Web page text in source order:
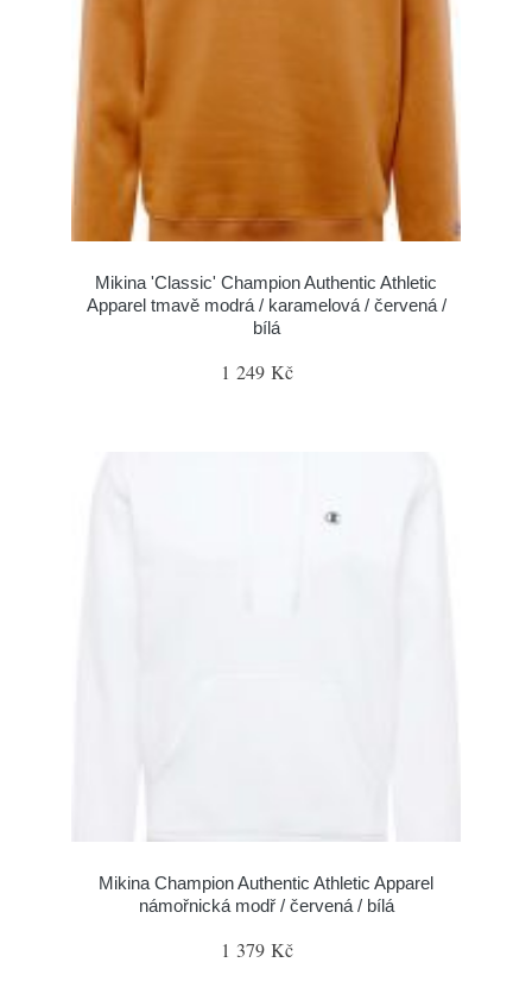
Mikina 'Classic' Champion Authentic Athletic
Apparel tmavě modrá / karamelová / červená /
bílá
1 249 Kč
Mikina Champion Authentic Athletic Apparel
námořnická modř / červená / bílá
1 379 Kč